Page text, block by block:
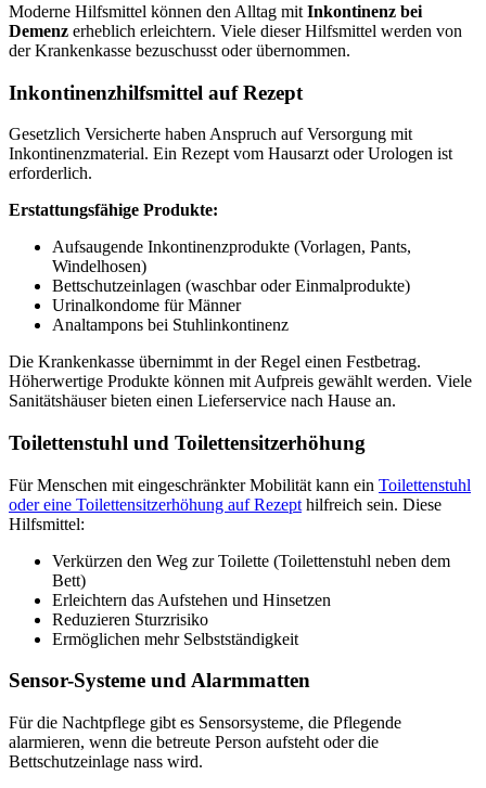
Moderne Hilfsmittel können den Alltag mit Inkontinenz bei
Demenz erheblich erleichtern. Viele dieser Hilfsmittel werden von
der Krankenkasse bezuschusst oder übernommen.
Inkontinenzhilfsmittel auf Rezept
Gesetzlich Versicherte haben Anspruch auf Versorgung mit
Inkontinenzmaterial. Ein Rezept vom Hausarzt oder Urologen ist
erforderlich.
Erstattungsfähige Produkte:
Aufsaugende Inkontinenzprodukte (Vorlagen, Pants,
Windelhosen)
Bettschutzeinlagen (waschbar oder Einmalprodukte)
Urinalkondome für Männer
Analtampons bei Stuhlinkontinenz
Die Krankenkasse übernimmt in der Regel einen Festbetrag.
Höherwertige Produkte können mit Aufpreis gewählt werden. Viele
Sanitätshäuser bieten einen Lieferservice nach Hause an.
Toilettenstuhl und Toilettensitzerhöhung
Für Menschen mit eingeschränkter Mobilität kann ein Toilettenstuhl
oder eine Toilettensitzerhöhung auf Rezept hilfreich sein. Diese
Hilfsmittel:
Verkürzen den Weg zur Toilette (Toilettenstuhl neben dem
Bett)
Erleichtern das Aufstehen und Hinsetzen
Reduzieren Sturzrisiko
Ermöglichen mehr Selbstständigkeit
Sensor-Systeme und Alarmmatten
Für die Nachtpflege gibt es Sensorsysteme, die Pflegende
alarmieren, wenn die betreute Person aufsteht oder die
Bettschutzeinlage nass wird.